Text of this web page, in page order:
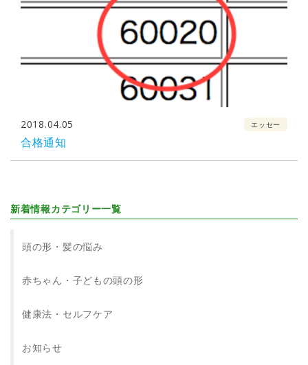
2018.04.05 エッセー
合格通知
新着情報カテゴリー一覧
頭の形・髪の悩み
赤ちゃん・子どもの頭の形
健康法・セルフケア
お知らせ